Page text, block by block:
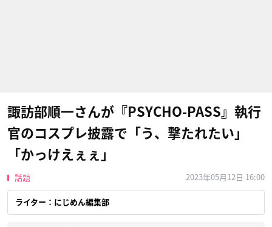
諏訪部順一さんが『PSYCHO-PASS』執行
官のコスプレ披露で「う、撃たれたい」
「かっけえぇぇ」
話題 2023年05月12日 16:00
ライター：にじめん編集部